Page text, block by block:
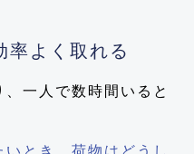
率よく取れる
一人で数時間いると
とき、荷物はどうし